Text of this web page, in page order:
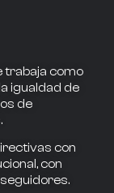
trabaja como
igualdad de
de
con
con